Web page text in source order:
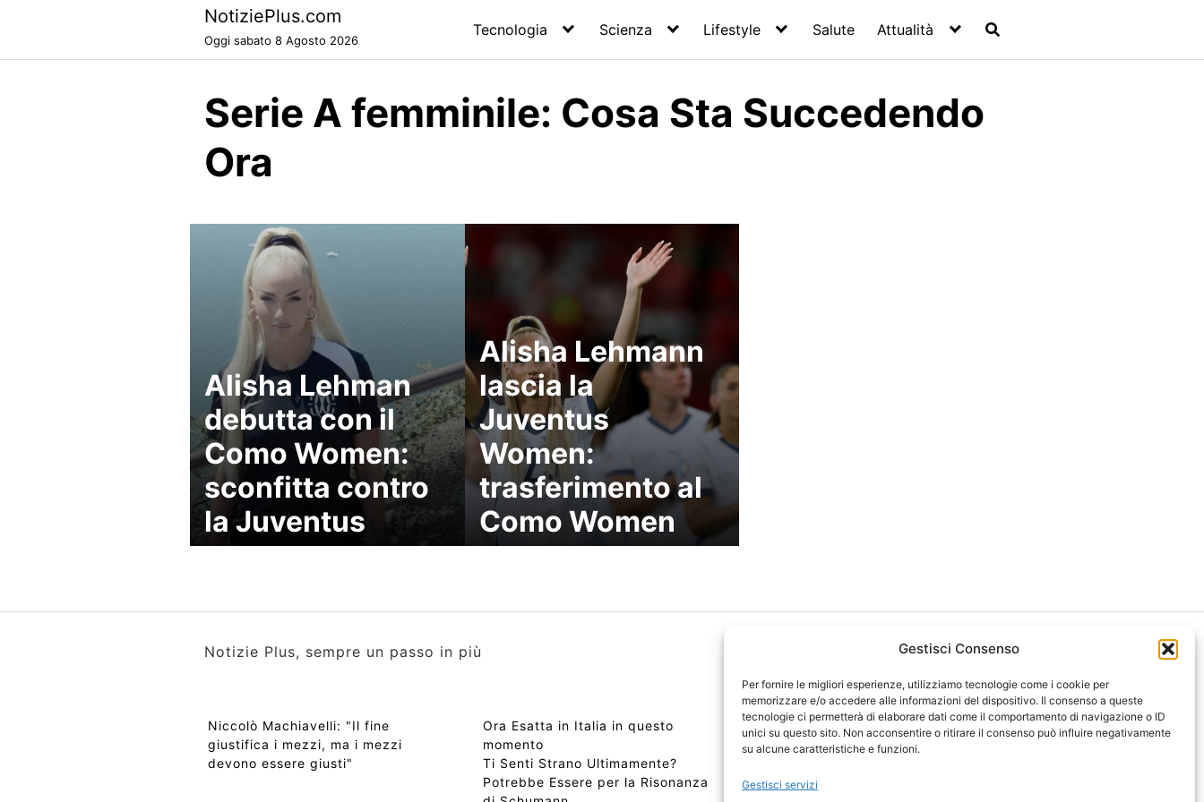
Gestisci Consenso
Per fornire le migliori esperienze, utilizziamo tecnologie come i cookie per
memorizzare e/o accedere alle informazioni del dispositivo. Il consenso a queste
tecnologie ci permetterà di elaborare dati come il comportamento di navigazione o ID
unici su questo sito. Non acconsentire o ritirare il consenso può influire negativamente
su alcune caratteristiche e funzioni.
Gestisci servizi
NotiziePlus.com
Oggi sabato 8 Agosto 2026
Tecnologia Scienza Lifestyle Salute Attualità
Serie A femminile: Cosa Sta Succedendo
Ora
Alisha Lehman
debutta con il
Como Women:
sconfitta contro
la Juventus
Alisha Lehmann
lascia la
Juventus
Women:
trasferimento al
Como Women
Notizie Plus, sempre un passo in più
Niccolò Machiavelli: "Il fine
giustifica i mezzi, ma i mezzi
devono essere giusti"
Ora Esatta in Italia in questo
momento
Ti Senti Strano Ultimamente?
Potrebbe Essere per la Risonanza
Copyright 2026 NotiziePlus.com
Edizioni Web4Star
📰 Contenuto Umano Verificato